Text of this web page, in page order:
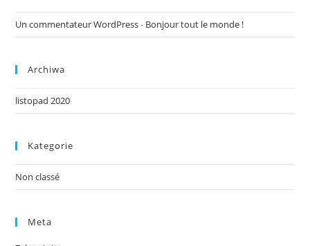
Un commentateur WordPress- Bonjour tout le monde !
Archiwa
listopad 2020
Kategorie
Non classé
Meta